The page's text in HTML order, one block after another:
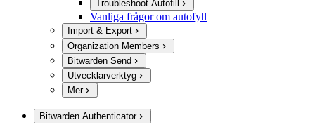
Troubleshoot Autofill
Vanliga frågor om autofyll
Import & Export
Organization Members
Bitwarden Send
Utvecklarverktyg
Mer
Bitwarden Authenticator